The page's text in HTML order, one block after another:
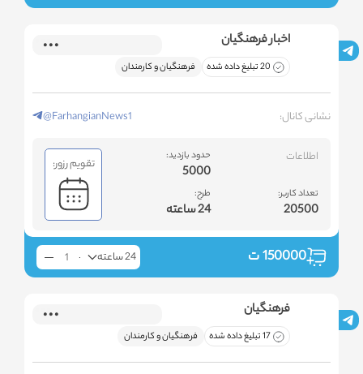
اخبار فرهنگیان
20 تبلیغ داده شده فرهنگیان و کارمندان
نشانی کانال: @FarhangianNews1
اطلاعات
تعداد کاربر:
20500
حدود بازدید:
5000
طرح:
24 ساعته
تقویم رزور:
150000ت 24 ساعته
فرهنگیان
17 تبلیغ داده شده فرهنگیان و کارمندان